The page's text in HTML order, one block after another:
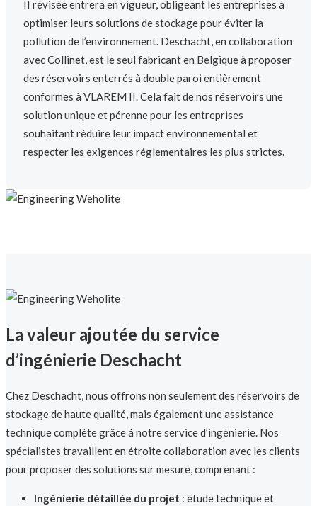
II révisée entrera en vigueur, obligeant les entreprises à
optimiser leurs solutions de stockage pour éviter la
pollution de l’environnement. Deschacht, en collaboration
avec Collinet, est le seul fabricant en Belgique à proposer
des réservoirs enterrés à double paroi entièrement
conformes à VLAREM II. Cela fait de nos réservoirs une
solution unique et pérenne pour les entreprises
souhaitant réduire leur impact environnemental et
respecter les exigences réglementaires les plus strictes.
La valeur ajoutée du service
d’ingénierie Deschacht
Chez Deschacht, nous offrons non seulement des réservoirs de
stockage de haute qualité, mais également une assistance
technique complète grâce à notre service d’ingénierie. Nos
spécialistes travaillent en étroite collaboration avec les clients
pour proposer des solutions sur mesure, comprenant :
Ingénierie détaillée du projet : étude technique et